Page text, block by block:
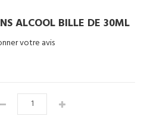
ALCOOL BILLE DE 30ML
votre avis